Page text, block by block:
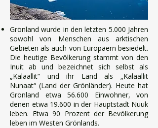
Grönland wurde in den letzten 5.000 Jahren
sowohl von Menschen aus arktischen
Gebieten als auch von Europäern besiedelt.
Die heutige Bevölkerung stammt von den
Inuit ab und bezeichnet sich selbst als
„Kalaallit“ und ihr Land als „Kalaallit
Nunaat“ (Land der Grönländer). Heute hat
Grönland etwa 56.600 Einwohner, von
denen etwa 19.600 in der Hauptstadt Nuuk
leben. Etwa 90 Prozent der Bevölkerung
leben im Westen Grönlands.